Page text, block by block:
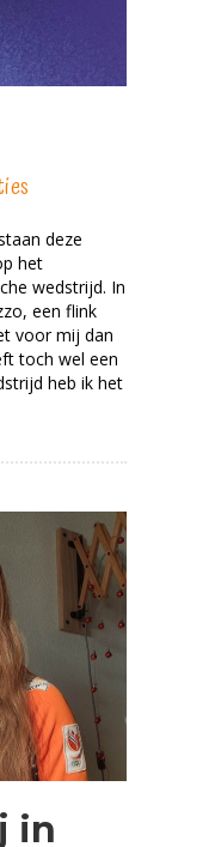
deze
het
wedstrijd. In
een flink
voor mij dan
toch wel een
heb ik het
in